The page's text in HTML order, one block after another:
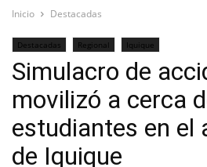
Inicio Destacadas
Destacadas Regional Iquique
Simulacro de
movilizó a cerca
estudiantes en el
de Iquique